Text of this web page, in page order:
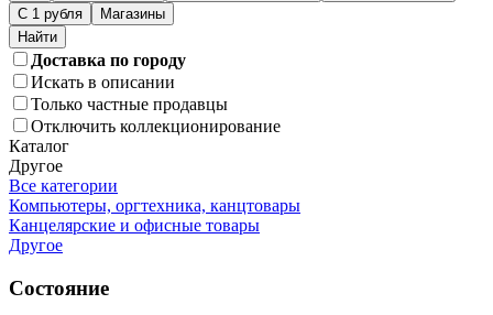
С 1 рубля
Магазины
Доставка по городу
Искать в описании
Только частные продавцы
Отключить коллекционирование
Каталог
Другое
Все категории
Компьютеры, оргтехника, канцтовары
Канцелярские и офисные товары
Другое
Состояние